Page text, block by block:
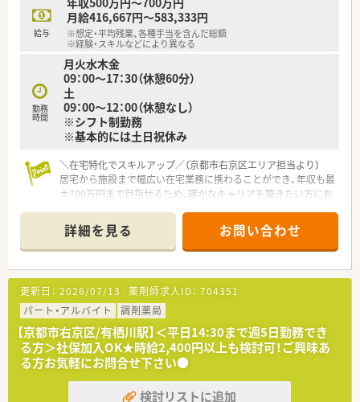
給与
月給416,667円～583,333円
※想定・平均残業、各種手当を含んだ総額
※経験・スキルなどにより異なる
勤務
時間
月火水木金
09：00～17：30（休憩60分）
土
09：00～12：00（休憩なし）
※シフト制勤務
※基本的には土日祝休み
＼在宅特化でスキルアップ／（京都市右京区エリア担当より）
居宅から施設まで幅広い在宅業務に携わることができ、年収も最
大700万円まで目指せるため、確かなキャリアを築きたい方にお
＊------------------------------------------＊
【店舗情報と応需状況について】
■西京極駅から徒歩12分ほどの場所に位置しており、日々の通
勤にも便利な好立地にある調剤薬局の求人です。
■主に居宅や施設の在宅業務に特化して応需しており、地域医療
を最前線で支える重要な役割を担っています。
■平日は9時から17時30分まで、土曜日は9時から12時までの開
局時間で、地域の方々の健康をサポートしています。
【法人特徴について】
■地域に根ざした医療提供を目指しており、患者様からの信頼を
第一に考えた薬局運営を心がけている法人です。
詳細を見る お問い合わせ
更新日： 2026/07/13 薬剤師求人ID： 704351
パート・アルバイト
調剤薬局
【京都市右京区/有栖川駅】＜平日14:30まで週5日勤務でき
る方＞社保加入OK★時給2,400円以上も検討可！ご興味あ
る方お気軽にお問合せ下さい●
検討リストに追加